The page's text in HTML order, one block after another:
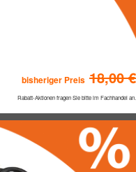
bisheriger Preis 18,00 €
Rabatt-Aktionen fragen Sie bitte im Fachhandel an.